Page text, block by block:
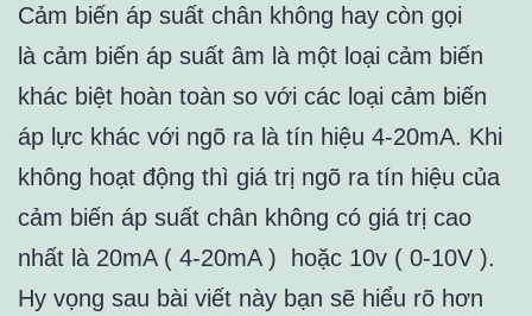
Cảm biến áp suất chân không hay còn gọi
là cảm biến áp suất âm là một loại cảm biến
khác biệt hoàn toàn so với các loại cảm biến
áp lực khác với ngõ ra là tín hiệu 4-20mA. Khi
không hoạt động thì giá trị ngõ ra tín hiệu của
cảm biến áp suất chân không có giá trị cao
nhất là 20mA ( 4-20mA ) hoặc 10v ( 0-10V ).
Hy vọng sau bài viết này bạn sẽ hiểu rõ hơn